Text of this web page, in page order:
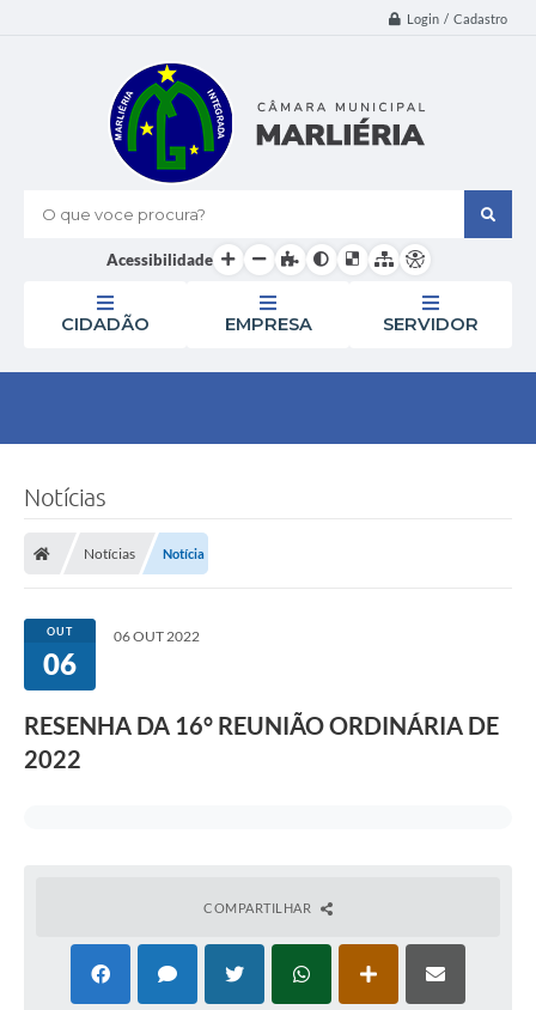
Login / Cadastro
O que voce procura?
Acessibilidade
CIDADÃO EMPRESA SERVIDOR
Notícias
Notícias Notícia
OUT
06
06 OUT 2022
RESENHA DA 16° REUNIÃO ORDINÁRIA DE
2022
COMPARTILHAR